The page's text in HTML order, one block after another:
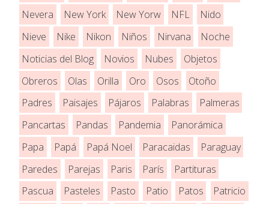
Nevera
New York New Yorw NFL
Nido
Nieve
Nike Nikon Niños Nirvana
Noche
Noticias del Blog
Novios Nubes
Objetos
Obreros
Olas Orilla Oro Osos
Otoño
Padres
Paisajes Pájaros Palabras
Palmeras
Pancartas
Pandas Pandemia
Panorámica
Papa
Papá Papá Noel Paracaidas
Paraguay
Paredes
Parejas Paris París
Partituras
Pascua
Pasteles Pasto Patio Patos
Patricio